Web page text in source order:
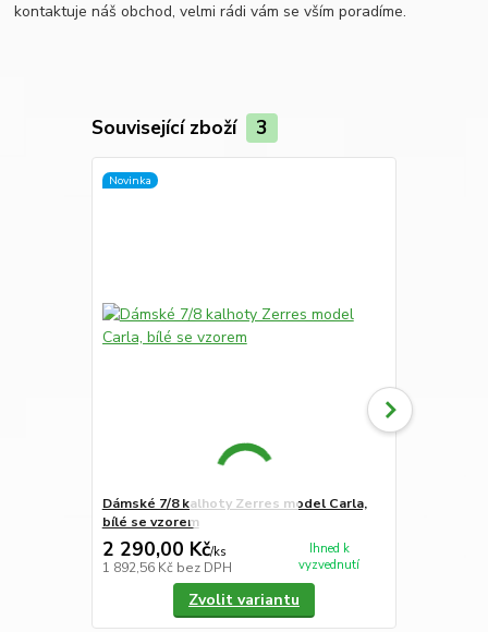
kontaktuje náš obchod, velmi rádi vám se vším poradíme.
Související zboží 3
Novinka
Dámské 7/8 kalhoty Zerres model Carla,
bílé se vzorem
2 290,00 Kč/ks
1 892,56 Kč bez DPH
Ihned k
vyzvednutí
Zvolit variantu